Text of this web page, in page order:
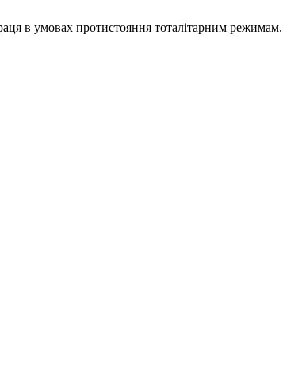
в умовах протистояння тоталітарним режимам.